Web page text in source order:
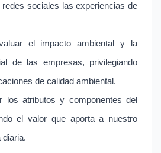
sociales las experiencias de
el impacto ambiental y la
de las empresas, privilegiando
de calidad ambiental.
los atributos y componentes del
el valor que aporta a nuestro
diaria.